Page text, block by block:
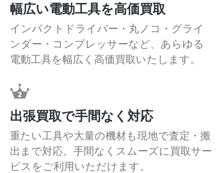
幅広い電動工具を高価買取
インパクトドライバー・丸ノコ・グライ
ンダー・コンプレッサーなど、あらゆる
電動工具を幅広く高価買取いたします。
出張買取で手間なく対応
重たい工具や大量の機材も現地で査定・搬
出まで対応。手間なくスムーズに買取サー
ビスをご利用いただけます。